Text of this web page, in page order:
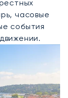
часовые
события